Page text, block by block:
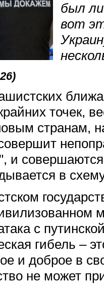
был
вот
точек,
странам,
и
в
с
гибель –
и доброе в
не может